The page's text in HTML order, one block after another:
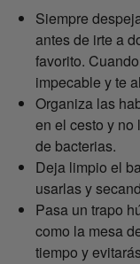
Siempre
antes de irte a
favorito.
impecable y te
Organiza las
en el cesto y no
de bacterias.
Deja limpio el
usarlas y
Pasa un trapo
como la mesa
tiempo y